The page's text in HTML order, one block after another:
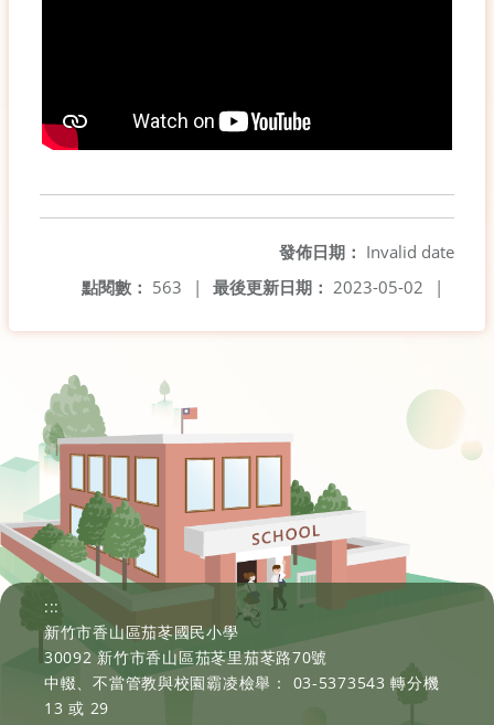
發佈日期： Invalid date
最後更新日期： 2023-05-02 |
點閱數： 563 |
:::
新竹市香山區茄苳國民小學
30092 新竹市香山區茄苳里茄苳路70號
中輟、不當管教與校園霸凌檢舉： 03-5373543 轉分機
13 或 29